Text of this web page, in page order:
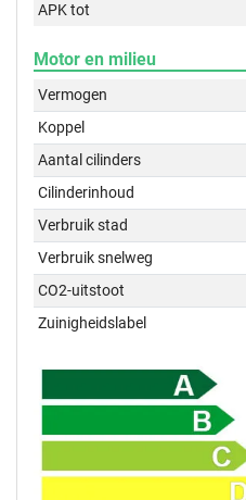
APK tot
Motor en milieu
Vermogen
Koppel
Aantal cilinders
Cilinderinhoud
Verbruik stad
Verbruik snelweg
CO2-uitstoot
Zuinigheidslabel